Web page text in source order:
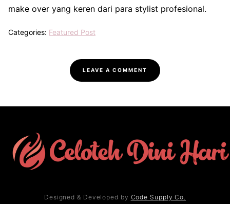
make over yang keren dari para stylist profesional.
Categories: Featured Post
LEAVE A COMMENT
Designed & Developed by Code Supply Co.